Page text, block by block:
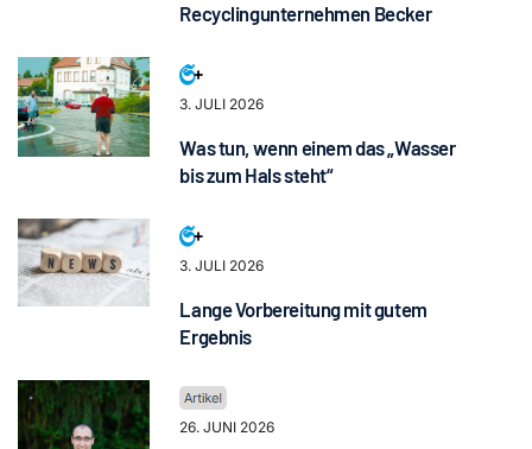
Recyclingunternehmen Becker
3. JULI 2026
Was tun, wenn einem das „Wasser
bis zum Hals steht“
3. JULI 2026
Lange Vorbereitung mit gutem
Ergebnis
26. JUNI 2026